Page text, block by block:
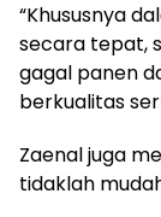
“Khususnya
secara tepat,
gagal panen
berkualitas
Zaenal juga
tidaklah